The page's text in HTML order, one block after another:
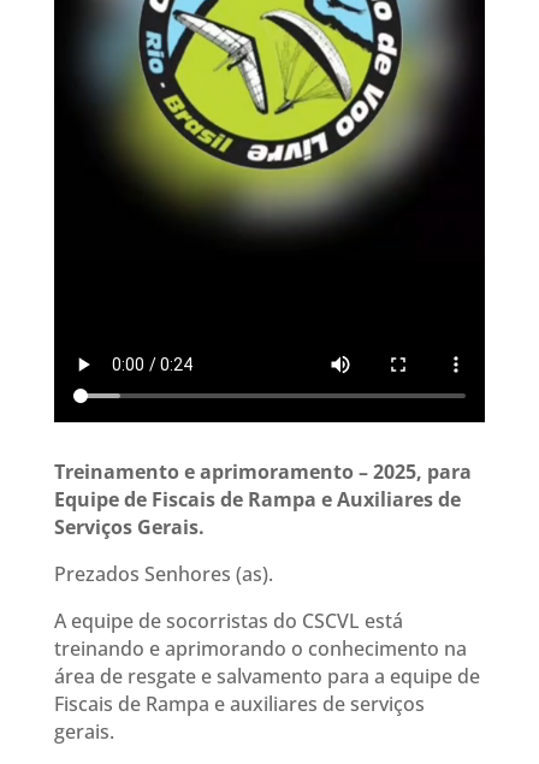
Treinamento e aprimoramento – 2025, para
Equipe de Fiscais de Rampa e Auxiliares de
Serviços Gerais.
Prezados Senhores (as).
A equipe de socorristas do CSCVL está
treinando e aprimorando o conhecimento na
área de resgate e salvamento para a equipe de
Fiscais de Rampa e auxiliares de serviços
gerais.